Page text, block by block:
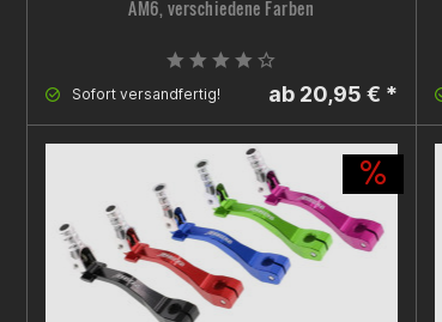
AM6, verschiedene Farben
Sofort versandfertig! ab 20,95 € *